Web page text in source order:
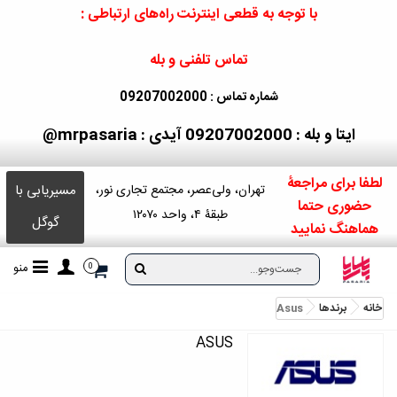
با توجه به قطعی اینترنت راه‌های ارتباطی :
تماس تلفنی و بله
شماره تماس : 09207002000
ایتا و بله : 09207002000 آیدی : mrpasaria@
لطفا برای مراجعۀ
حضوری حتما
هماهنگ نمایید
تهران، ولی‌عصر، مجتمع تجاری نور،
طبقۀ ۴، واحد ۱۲۰۷۰
مسیریابی با
گوگل
0 منو
خانه برندها Asus
ASUS